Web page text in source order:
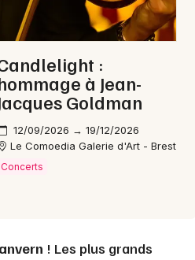
:
à Jean-
Goldman
12/09/2026 → 19/12/2026
Le Comoedia Galerie d'Art - Brest
Concerts
! Les plus grands